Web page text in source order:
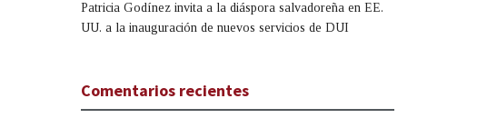
Patricia Godínez invita a la diáspora salvadoreña en EE.
UU. a la inauguración de nuevos servicios de DUI
Comentarios recientes